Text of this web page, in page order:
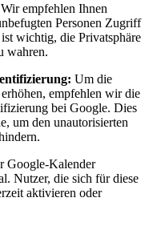
Wir empfehlen Ihnen
Personen Zugriff
wichtig, die Privatsphäre
wahren.
Um die
empfehlen wir die
bei Google. Dies
um den unautorisierten
Google-Kalender
Nutzer, die sich für diese
aktivieren oder